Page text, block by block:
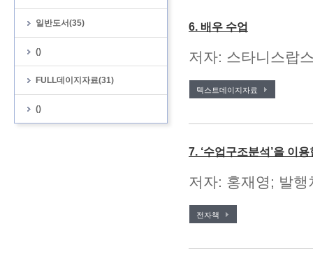
일반도서(35)
()
FULL데이지자료(31)
()
6. 배우 수업
저자: 스타니스랍
텍스트데이지자료
7. ‘수업구조분석’을 이
저자: 홍재영; 발
전자책